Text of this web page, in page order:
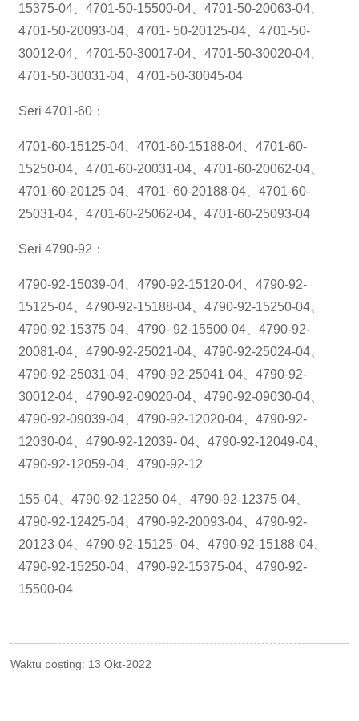
15375-04、4701-50-15500-04、4701-50-20063-04、
4701-50-20093-04、4701- 50-20125-04、4701-50-
30012-04、4701-50-30017-04、4701-50-30020-04、
4701-50-30031-04、4701-50-30045-04
Seri 4701-60：
4701-60-15125-04、4701-60-15188-04、4701-60-
15250-04、4701-60-20031-04、4701-60-20062-04、
4701-60-20125-04、4701- 60-20188-04、4701-60-
25031-04、4701-60-25062-04、4701-60-25093-04
Seri 4790-92：
4790-92-15039-04、4790-92-15120-04、4790-92-
15125-04、4790-92-15188-04、4790-92-15250-04、
4790-92-15375-04、4790- 92-15500-04、4790-92-
20081-04、4790-92-25021-04、4790-92-25024-04、
4790-92-25031-04、4790-92-25041-04、4790-92-
30012-04、4790-92-09020-04、4790-92-09030-04、
4790-92-09039-04、4790-92-12020-04、4790-92-
12030-04、4790-92-12039- 04、4790-92-12049-04、
4790-92-12059-04、4790-92-12
155-04、4790-92-12250-04、4790-92-12375-04、
4790-92-12425-04、4790-92-20093-04、4790-92-
20123-04、4790-92-15125- 04、4790-92-15188-04、
4790-92-15250-04、4790-92-15375-04、4790-92-
15500-04
Waktu posting: 13 Okt-2022